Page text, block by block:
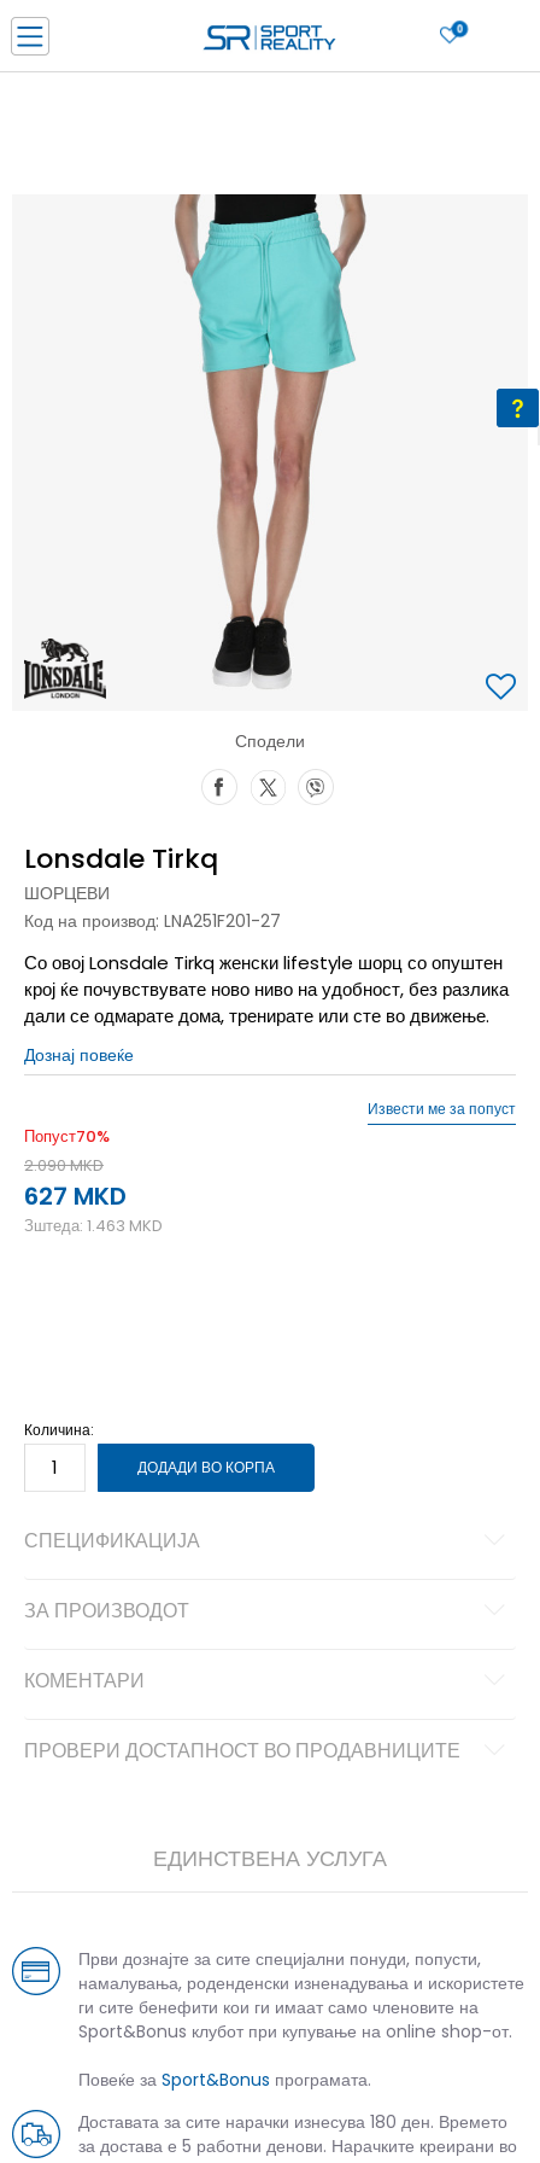
0
& COLLECT Платете со картичка online и подигнете во продавницата по ваш
ДОЗНАЈ ПОВЕЌЕ
Ценовник
ДОЗНАЈ ПОВЕЌЕ
Сподели
Lonsdale Tirkq
ШОРЦЕВИ
Код на производ: LNA251F201-27
Со овој Lonsdale Tirkq женски lifestyle шорц со опуштен
крој ќе почувствувате ново ниво на удобност, без разлика
дали се одмарате дома, тренирате или сте во движење.
Дознај повеќе
Попуст70%
2.090MKD
627 MKD
Зштеда: 1.463 MKD
Извести ме за попуст
Количина:
ДОДАДИ ВО КОРПА
СПЕЦИФИКАЦИЈА
ЗА ПРОИЗВОДОТ
КОМЕНТАРИ
ПРОВЕРИ ДОСТАПНОСТ ВО ПРОДАВНИЦИТЕ
ЕДИНСТВЕНА УСЛУГА
Први дознајте за сите специјални понуди, попусти,
намалувања, роденденски изненадувања и искористете
ги сите бенефити кои ги имаат само членовите на
Sport&Bonus клубот при купување на online shop-от.
Повеќе за Sport&Bonus програмата.
Доставата за сите нарачки изнесува 180 ден. Времето
за достава е 5 работни денови. Нарачките креирани во